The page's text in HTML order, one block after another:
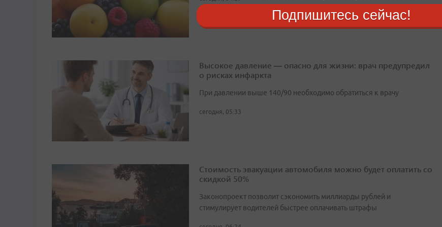
Высокое давление — опасно для жизни: врач предупредил
о рисках инфаркта
При давлении выше 140/90 необходимо обратиться к врачу
сегодня, 05:33
Стоимость эвакуации автомобиля можно будет оплатить со
скидкой 50%
Законопроект позволит сэкономить миллиарды рублей и
стимулирует водителей быстрее оплачивать штрафы
Подпишитесь сейчас!